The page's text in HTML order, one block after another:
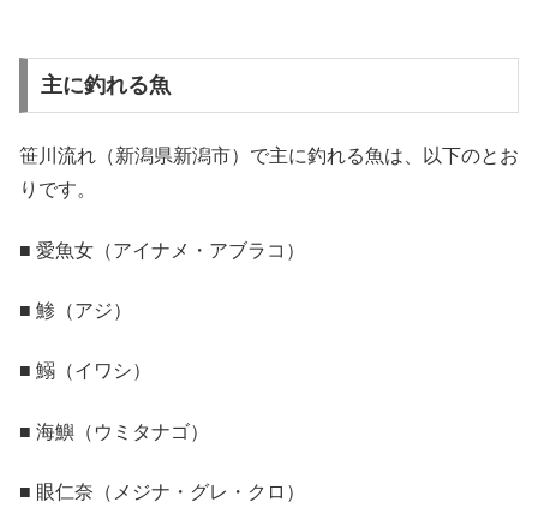
主に釣れる魚
笹川流れ（新潟県新潟市）で主に釣れる魚は、以下のとお
りです。
■ 愛魚女（アイナメ・アブラコ）
■ 鯵（アジ）
■ 鰯（イワシ）
■ 海鱮（ウミタナゴ）
■ 眼仁奈（メジナ・グレ・クロ）